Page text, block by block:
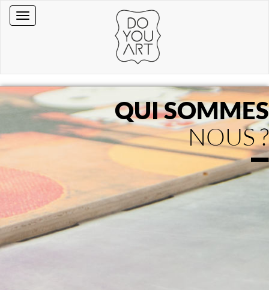
QUI SOMMES
NOUS ?